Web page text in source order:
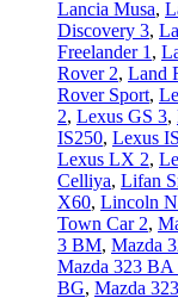
Lancia Musa,
Discovery 3,
Freelander 1 ,
Rover 2, Land
Rover Sport,
2, Lexus GS 3,
IS250, Lexus
Lexus LX 2,
Celliya, Lifan
X60, Lincoln
Town Car 2,
3 BM, Mazda
Mazda 323 BA
BG, Mazda